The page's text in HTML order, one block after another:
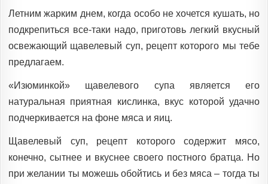
Летним жарким днем, когда особо не хочется кушать, но
подкрепиться все-таки надо, приготовь легкий вкусный
освежающий щавелевый суп, рецепт которого мы тебе
предлагаем.
«Изюминкой» щавелевого супа является его
натуральная приятная кислинка, вкус которой удачно
подчеркивается на фоне мяса и яиц.
Щавелевый суп, рецепт которого содержит мясо,
конечно, сытнее и вкуснее своего постного братца. Но
при желании ты можешь обойтись и без мяса – тогда ты